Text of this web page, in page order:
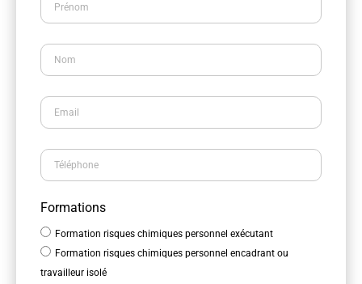
Formations
Formation risques chimiques personnel exécutant
Formation risques chimiques personnel encadrant ou
travailleur isolé